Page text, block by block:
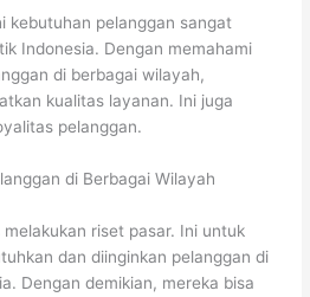
kebutuhan pelanggan sangat
Indonesia. Dengan memahami
di berbagai wilayah,
kualitas layanan. Ini juga
pelanggan.
di Berbagai Wilayah
riset pasar. Ini untuk
dan diinginkan pelanggan di
Dengan demikian, mereka bisa